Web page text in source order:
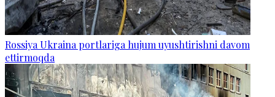
Rossiya Ukraina portlariga hujum uyushtirishni davom
ettirmoqda